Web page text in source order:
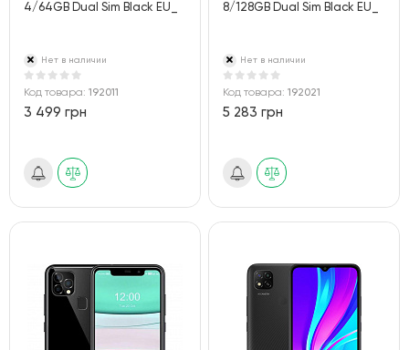
4/64GB Dual Sim Black EU_
Нет в наличии
Код товара: 192011
3 499 грн
8/128GB Dual Sim Black EU_
Нет в наличии
Код товара:192021
5 283 грн